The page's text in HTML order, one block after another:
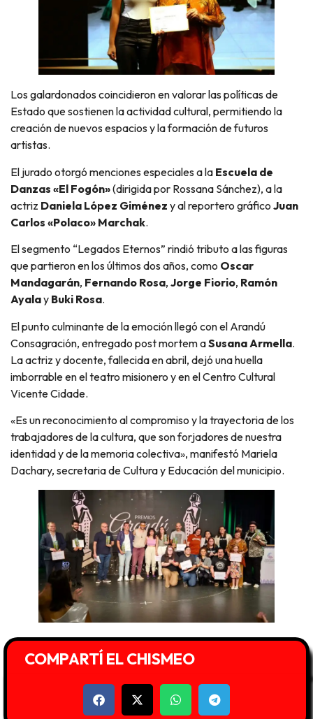
Los galardonados coincidieron en valorar las políticas de
Estado que sostienen la actividad cultural, permitiendo la
creación de nuevos espacios y la formación de futuros
artistas.
El jurado otorgó menciones especiales a la Escuela de
Danzas «El Fogón»(dirigida por Rossana Sánchez), a la
actriz Daniela López Giménez y al reportero gráfico Juan
Carlos «Polaco» Marchak.
El segmento “Legados Eternos” rindió tributo a las figuras
que partieron en los últimos dos años, como Oscar
Mandagarán, Fernando Rosa, Jorge Fiorio, Ramón
Ayalay Buki Rosa.
El punto culminante de la emoción llegó con el Arandú
Consagración, entregado post mortem aSusana Armella.
La actriz y docente, fallecida en abril, dejó una huella
imborrable en el teatro misionero y en el Centro Cultural
Vicente Cidade.
«Es un reconocimiento al compromiso y la trayectoria de los
trabajadores de la cultura, que son forjadores de nuestra
identidad y de la memoria colectiva», manifestó Mariela
Dachary, secretaria de Cultura y Educación del municipio.
COMPARTÍ EL CHISMEO